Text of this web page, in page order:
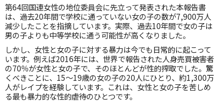
第64回国連女性の地位委員会に先立って発表された本報告書
は、過去20年間で学校に通っていない女の子の数が7,900万人
減少したことを指摘しています。実際、過去10年間で女の子は
男の子よりも中等学校に通う可能性が高くなりました。
しかし、女性と女の子に対する暴力は今でも日常的に起こって
います。例えば2016年には、世界で報告された人身売買被害者
の70％が女性と女の子で、そのほとんどが性的搾取でした。驚
くべきことに、15〜19歳の女の子の20人にひとり、約1,300万
人がレイプを経験しています。これは、女性と女の子を苦しめ
る最も暴力的な性的虐待のひとつです。